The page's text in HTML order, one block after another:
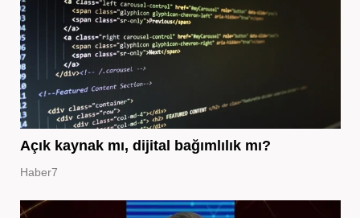
Açık kaynak mı, dijital bağımlılık mı?
Haber7